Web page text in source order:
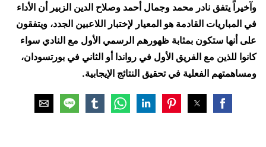
وآخيراً يتفق نادر محمد وجمال أحمد وصلاح الدين الزبير أن الأداء
في المباريات القادمة هو المعيار لإختبار اللاعبين الجدد، ويتفقون
على أنها ستكون بمثابة ظهورهم الرسمي الأول مع النادي سواء
كانوا للذين مع الفريق الأول في رواندا أو الثاني في بورتسودان،
ومساهمتهم الفعلية في تحقيق النتائج الإيجابية.